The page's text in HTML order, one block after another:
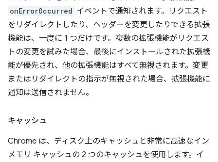
onErrorOccurred イベントで通知されます。リクエスト
をリダイレクトしたり、ヘッダーを変更したりできる拡張
機能は、一度に 1 つだけです。複数の拡張機能がリクエス
トの変更を試みた場合、最後にインストールされた拡張機
能が優先され、他の拡張機能はすべて無視されます。変更
またはリダイレクトの指示が無視された場合、拡張機能に
通知は送信されません。
キャッシュ
Chrome は、ディスク上のキャッシュと非常に高速なイン
メモリ キャッシュの 2 つのキャッシュを使用します。イ